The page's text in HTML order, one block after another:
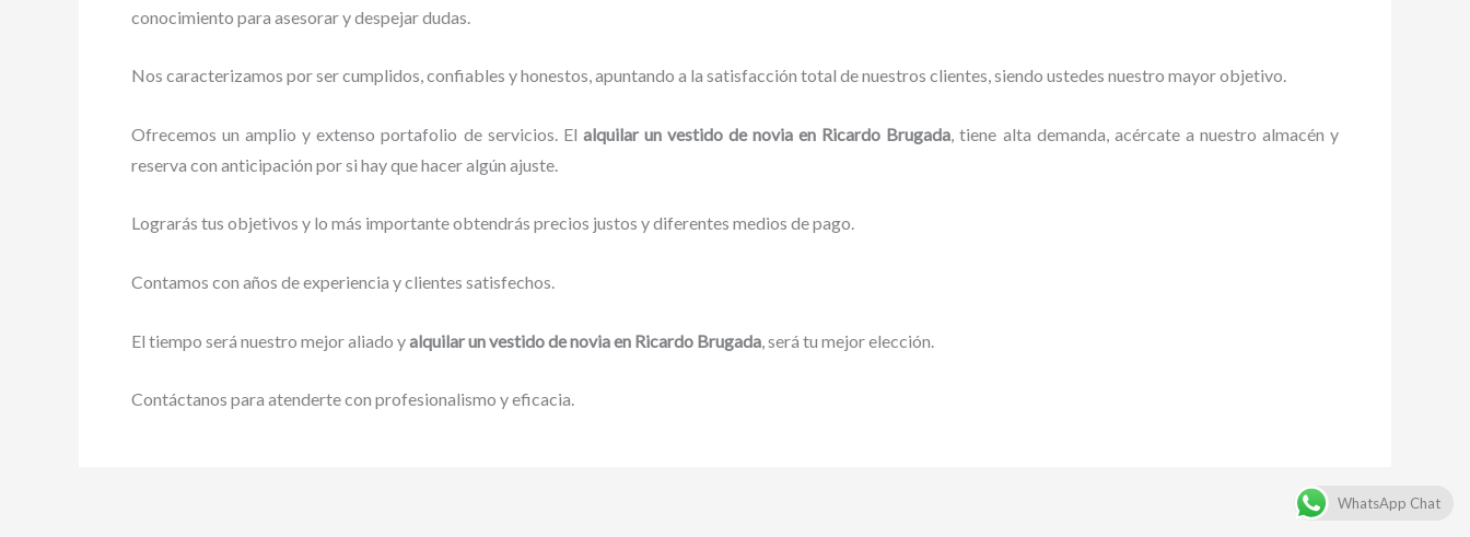
conocimiento para asesorar y despejar dudas.
Nos caracterizamos por ser cumplidos, confiables y honestos, apuntando a la satisfacción total de nuestros clientes, siendo ustedes nuestro mayor objetivo.
Ofrecemos un amplio y extenso portafolio de servicios. El alquilar un vestido de noviaen Ricardo Brugada , tiene alta demanda, acércate a nuestro almacén y
reserva con anticipación por si hay que hacer algún ajuste.
Lograrás tus objetivos y lo más importante obtendrás precios justos y diferentes medios de pago.
Contamos con años de experiencia y clientes satisfechos.
El tiempo será nuestro mejor aliado yalquilar un vestido de noviaen Ricardo Brugada , será tu mejor elección.
Contáctanos para atenderte con profesionalismo y eficacia.
WhatsApp Chat